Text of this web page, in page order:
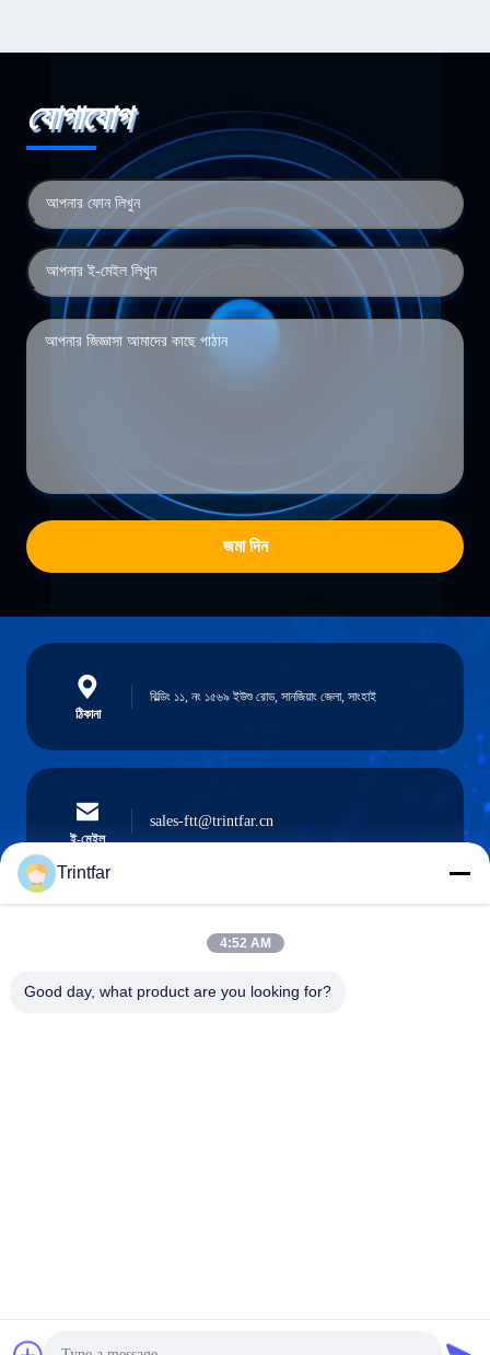
যোগাযোগ
জমা দিন
ঠিকানা
বিল্ডিং ১১, নং ১৫৬৯ ইউশু রোড, সানজিয়াং জেলা, সাংহাই
ই-মেইল
sales-ftt@trintfar.cn
0086- 15216883036
Trintfar
4:52 AM
Good day, what product are you looking for?